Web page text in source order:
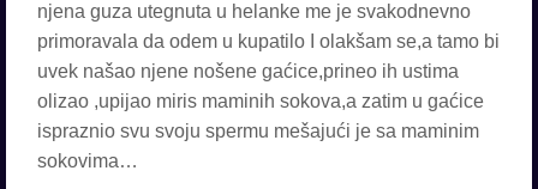
njena guza utegnuta u helanke me je svakodnevno
primoravala da odem u kupatilo I olakšam se,a tamo bi
uvek našao njene nošene gaćice,prineo ih ustima
olizao ,upijao miris maminih sokova,a zatim u gaćice
ispraznio svu svoju spermu mešajući je sa maminim
sokovima…